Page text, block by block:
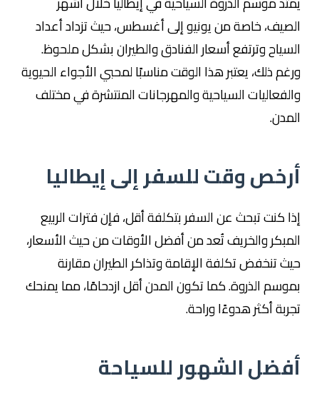
الصيف، خاصة من يونيو إلى أغسطس، حيث تزداد أعداد
السياح وترتفع أسعار الفنادق والطيران بشكل ملحوظ.
ورغم ذلك، يعتبر هذا الوقت مناسبًا لمحبي الأجواء الحيوية
والفعاليات السياحية والمهرجانات المنتشرة في مختلف
المدن.
أرخص وقت للسفر إلى إيطاليا
إذا كنت تبحث عن السفر بتكلفة أقل، فإن فترات الربيع
المبكر والخريف تُعد من أفضل الأوقات من حيث الأسعار،
حيث تنخفض تكلفة الإقامة وتذاكر الطيران مقارنة
بموسم الذروة. كما تكون المدن أقل ازدحامًا، مما يمنحك
تجربة أكثر هدوءًا وراحة.
أفضل الشهور للسياحة